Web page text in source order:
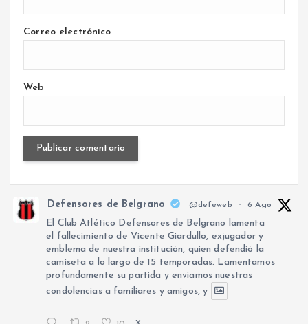
Correo electrónico
Web
Defensores de Belgrano @defeweb · 6 Ago
El Club Atlético Defensores de Belgrano lamenta
el fallecimiento de Vicente Giardullo, exjugador y
emblema de nuestra institución, quien defendió la
camiseta a lo largo de 15 temporadas. Lamentamos
profundamente su partida y enviamos nuestras
condolencias a familiares y amigos, y